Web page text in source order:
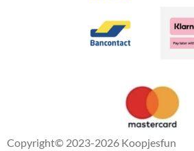
Copyright© 2023-2026